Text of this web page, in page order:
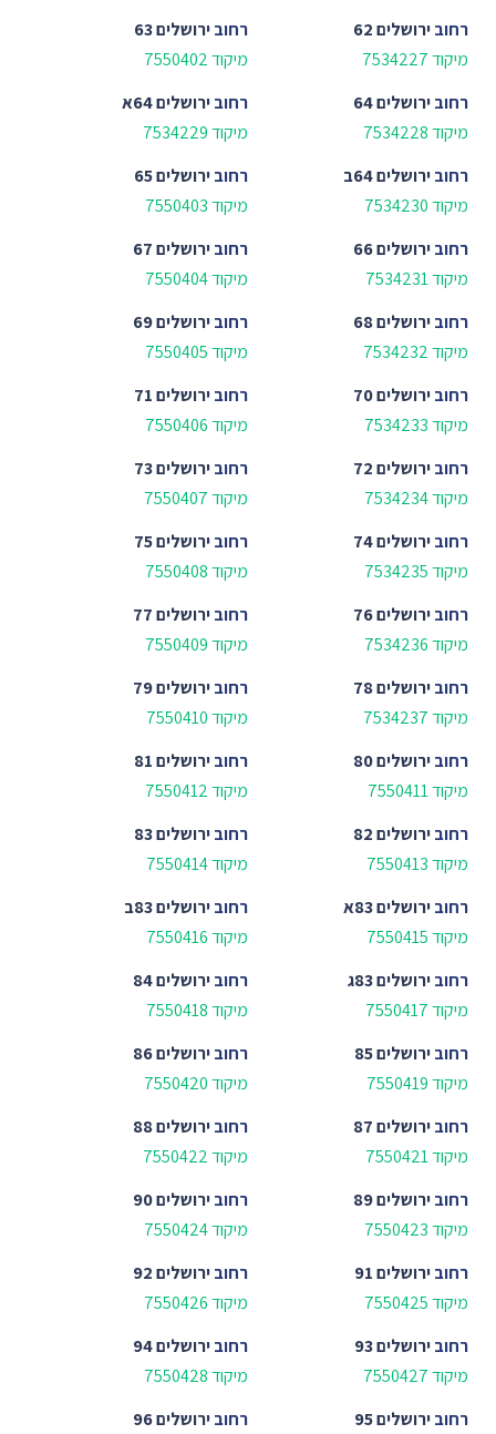
רחובירושלים 62
מיקוד 7534227
רחובירושלים 63
מיקוד 7550402
רחובירושלים 64
מיקוד 7534228
רחובירושלים 64א
מיקוד 7534229
רחובירושלים 64ב
מיקוד 7534230
רחובירושלים 65
מיקוד 7550403
רחובירושלים 66
מיקוד 7534231
רחובירושלים 67
מיקוד 7550404
רחובירושלים 68
מיקוד 7534232
רחובירושלים 69
מיקוד 7550405
רחובירושלים 70
מיקוד 7534233
רחובירושלים 71
מיקוד 7550406
רחובירושלים 72
מיקוד 7534234
רחובירושלים 73
מיקוד 7550407
רחובירושלים 74
מיקוד 7534235
רחובירושלים 75
מיקוד 7550408
רחובירושלים 76
מיקוד 7534236
רחובירושלים 77
מיקוד 7550409
רחובירושלים 78
מיקוד 7534237
רחובירושלים 79
מיקוד 7550410
רחובירושלים 80
מיקוד 7550411
רחובירושלים 81
מיקוד 7550412
רחובירושלים 82
מיקוד 7550413
רחובירושלים 83
מיקוד 7550414
רחובירושלים 83א
מיקוד 7550415
רחובירושלים 83ב
מיקוד 7550416
רחובירושלים 83ג
מיקוד 7550417
רחובירושלים 84
מיקוד 7550418
רחובירושלים 85
מיקוד 7550419
רחובירושלים 86
מיקוד 7550420
רחובירושלים 87
מיקוד 7550421
רחובירושלים 88
מיקוד 7550422
רחובירושלים 89
מיקוד 7550423
רחובירושלים 90
מיקוד 7550424
רחובירושלים 91
מיקוד 7550425
רחובירושלים 92
מיקוד 7550426
רחובירושלים 93
מיקוד 7550427
רחובירושלים 94
מיקוד 7550428
רחובירושלים 95
רחובירושלים 96